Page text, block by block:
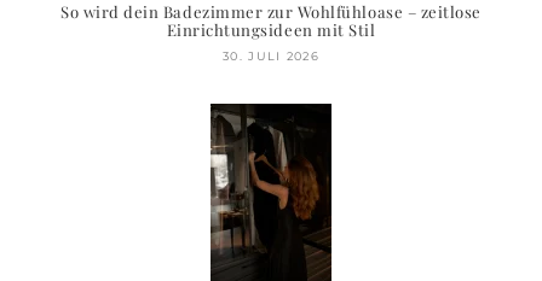
So wird dein Badezimmer zur Wohlfühloase – zeitlose
Einrichtungsideen mit Stil
30. JULI 2026